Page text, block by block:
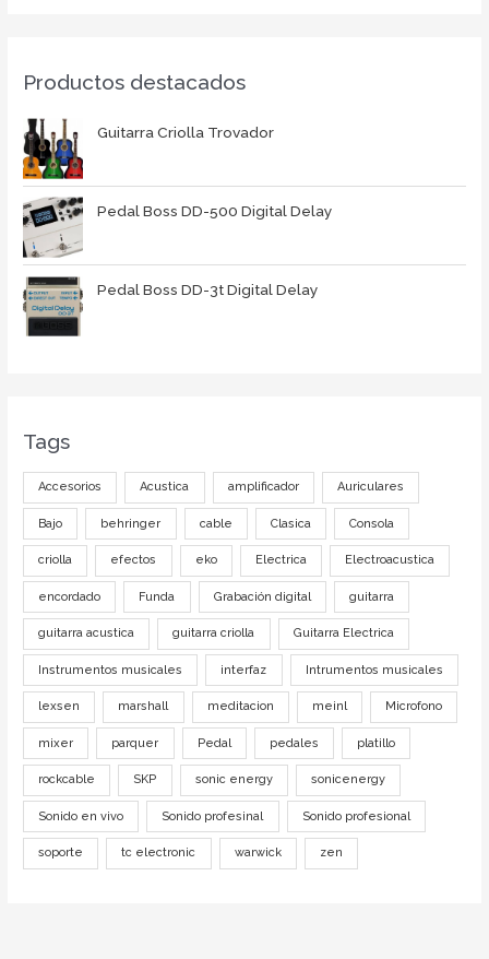
Productos destacados
Guitarra Criolla Trovador
Pedal Boss DD-500 Digital Delay
Pedal Boss DD-3t Digital Delay
Tags
Accesorios Acustica amplificador Auriculares
Bajo behringer cable Clasica Consola
criolla efectos eko Electrica Electroacustica
encordado Funda Grabación digital guitarra
guitarra acustica guitarra criolla Guitarra Electrica
Instrumentos musicales interfaz Intrumentos musicales
lexsen marshall meditacion meinl Microfono
mixer parquer Pedal pedales platillo
rockcable SKP sonic energy sonicenergy
Sonido en vivo Sonido profesinal Sonido profesional
soporte tc electronic warwick zen